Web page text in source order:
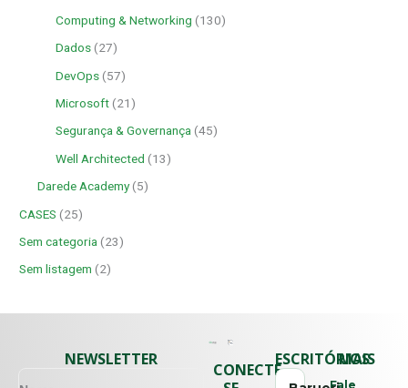
Computing & Networking (130)
Dados (27)
DevOps (57)
Microsoft (21)
Segurança & Governança (45)
Well Architected (13)
Darede Academy(5)
CASES (25)
Sem categoria (23)
Sem listagem (2)
CONECTE-
ESCRITÓRIOS
MAIS
Fale
NEWSLETTER